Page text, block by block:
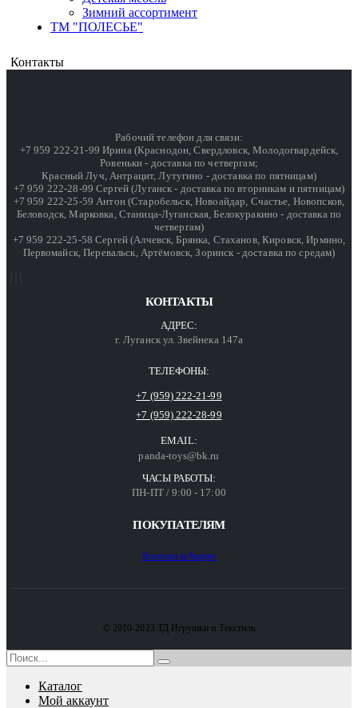
Зимний ассортимент
ТМ "ПОЛЕСЬЕ"
Контакты
Рабочий телефон для связи:
+7 959 222-21-99 Ирина (Краснодон, Свердловск, Молодогвардейск,
Ровеньки - доставка по четвергам;
Красный Луч, Антрацит, Лутугино - доставка по пятницам)
+7 959 222-28-99 Сергей (Луганск - доставка по вторникам и пятницам)
+7 959 222-25-59 Антон (Старобельск, Новоайдар, Счастье, Новопсков,
Беловодск, Марковка, Станица-Луганская, Белокуракино - доставка по
четвергам)
+7 959 222-25-58 Сергей (Алчевск, Брянка, Стаханов, Кировск, Ирмино,
Первомайск, Перевальск, Артёмовск, Зоринск - доставка по средам)
КОНТАКТЫ
АДРЕС:
г. Луганск ул. Звейнека 147а
ТЕЛЕФОНЫ:
+7 (959) 222-21-99
+7 (959) 222-28-99
EMAIL:
panda-toys@bk.ru
ЧАСЫ РАБОТЫ:
ПН-ПТ / 9:00 - 17:00
ПОКУПАТЕЛЯМ
КонтактыАкции
© 2010-2023 ТД Игрушки и Текстиль
Каталог
Мой аккаунт